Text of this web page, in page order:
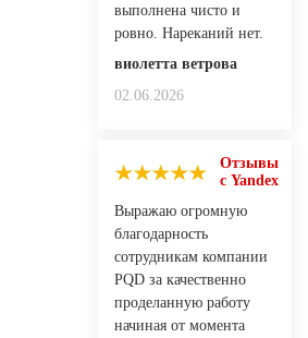
выполнена чисто и
ровно. Нареканий нет.
виолетта ветрова
02.06.2026
Отзывы
с Yandex
Выражаю огромную
благодарность
сотрудникам компании
PQD за качественно
проделанную работу
начиная от момента